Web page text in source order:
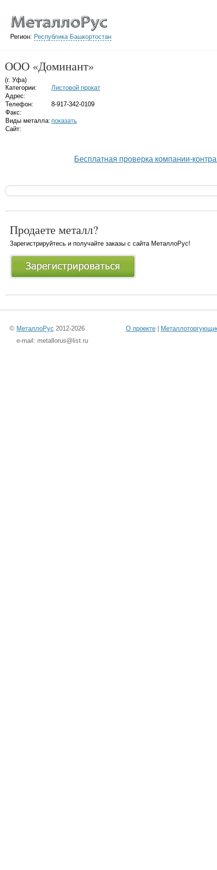
Регион: Республика Башкортостан
ООО «Доминант»
(г. Уфа)
Категории:
Листовой прокат
Адрес:
Телефон:
8-917-342-0109
Факс:
Виды металла: показать
Сайт:
Бесплатная проверка компании-
Продаете металл?
Зарегистрируйтесь и получайте заказы с сайта МеталлоРус!
© МеталлоРус 2012-2026 О проекте
e-mail: metallorus@list.ru